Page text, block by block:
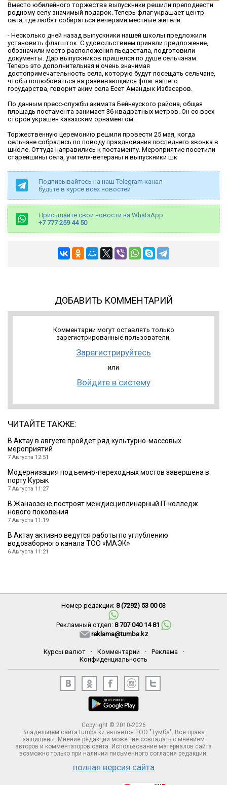
Вместо юбилейного торжества выпускники решили преподнести
родному селу значимый подарок. Теперь флаг украшает центр
села, где любят собираться вечерами местные жители.
- Несколько дней назад выпускники нашей школы предложили
установить флагшток. С удовольствием приняли предложение,
обозначили место расположения пьедестала, подготовили
документы. Дар выпускников пришелся по душе сельчанам.
Теперь это дополнительная и очень значимая
достопримечательность села, которую будут посещать сельчане,
чтобы полюбоваться на развивающийся флаг нашего
государства, говорит аким села Есет Амандык Избасаров.
По данным пресс-службы акимата Бейнеуского района, общая
площадь постамента занимает 36 квадратных метров. Он со всех
сторон украшен казахским орнаментом.
Торжественную церемонию решили провести 25 мая, когда
сельчане собрались по поводу празднования последнего звонка в
школе. Оттуда направились к постаменту. Мероприятие посетили
старейшины села, учителя-ветераны и выпускники шк
Подписывайтесь на наш Telegram канал -
будьте в курсе всех новостей
Присылайте свои новости на WhatsApp
+7 777 259 44 50
ДОБАВИТЬ КОММЕНТАРИЙ
Комментарии могут оставлять только
зарегистрированные пользователи.
Зарегистрируйтесь
или
Войдите в систему
ЧИТАЙТЕ ТАКЖЕ:
В Актау в августе пройдет ряд культурно-массовых
мероприятий
7 Августа 12:51
Модернизация подъемно-переходных мостов завершена в
порту Курык
7 Августа 11:27
В Жанаозене построят междисциплинарный IT-колледж
нового поколения
7 Августа 11:19
В Актау активно ведутся работы по углублению
водозаборного канала ТОО «МАЭК»
6 Августа 11:21
Номер редакции: 8 (7292) 53 00 03
Рекламный отдел: 8 707 040 14 81
reklama@tumba.kz
Курсы валют · Комментарии · Реклама
·
Конфиденциальность
Copyright © 2010-2026
Владельцем сайта tumba.kz является ТОО "Тумба". Все права
защищены. Мнение редакции может не совпадать с мнением
авторов и комментаторов сайта. Использование материалов сайта
возможно только при наличии письменного согласия редакции.
полная версия сайта